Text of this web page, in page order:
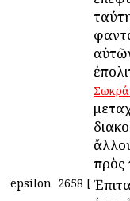
πρὸς
epsilon 2658 [